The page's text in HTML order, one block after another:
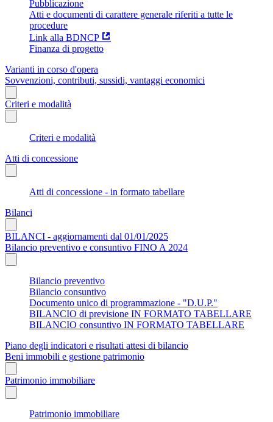
Pubblicazione
Atti e documenti di carattere generale riferiti a tutte le
procedure
Link alla BDNCP
Finanza di progetto
Varianti in corso d'opera
Sovvenzioni, contributi, sussidi, vantaggi economici
Criteri e modalità
Criteri e modalità
Atti di concessione
Atti di concessione - in formato tabellare
Bilanci
BILANCI - aggiornamenti dal 01/01/2025
Bilancio preventivo e consuntivo FINO A 2024
Bilancio preventivo
Bilancio consuntivo
Documento unico di programmazione - "D.U.P."
BILANCIO di previsione IN FORMATO TABELLARE
BILANCIO consuntivo IN FORMATO TABELLARE
Piano degli indicatori e risultati attesi di bilancio
Beni immobili e gestione patrimonio
Patrimonio immobiliare
Patrimonio immobiliare